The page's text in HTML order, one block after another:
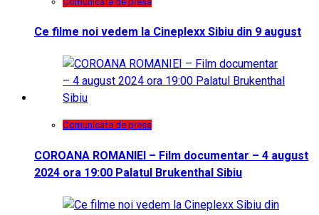
Ce filme noi vedem la Cineplexx Sibiu din 9 august
Comunicate de presa
COROANA ROMANIEI – Film documentar – 4 august
2024 ora 19:00 Palatul Brukenthal Sibiu